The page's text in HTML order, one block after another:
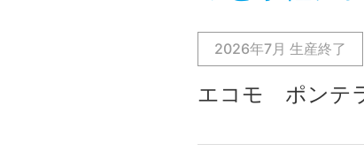
2026年7月 生産終了
エコモ ポンテ